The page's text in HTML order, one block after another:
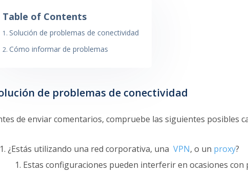
Table of Contents
Solución de problemas de conectividad
Cómo informar de problemas
de problemas de conectividad
de enviar comentarios, compruebe las siguientes posibles
¿Estás utilizando una red corporativa, unaVPN, o un proxy?
Estas configuraciones pueden interferir en ocasiones